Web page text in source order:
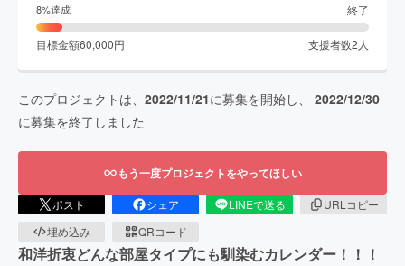
8%達成 終了
目標金額60,000円 支援者数2 人
このプロジェクトは、 2022/11/21に募集を開始し、 2022/12/30
に募集を終了しました
もう一度プロジェクトをやってほしい
ポスト シェア LINEで送る
URLコピー
埋め込み
QRコード
和洋折衷どんな部屋タイプにも馴染むカレンダー！！！